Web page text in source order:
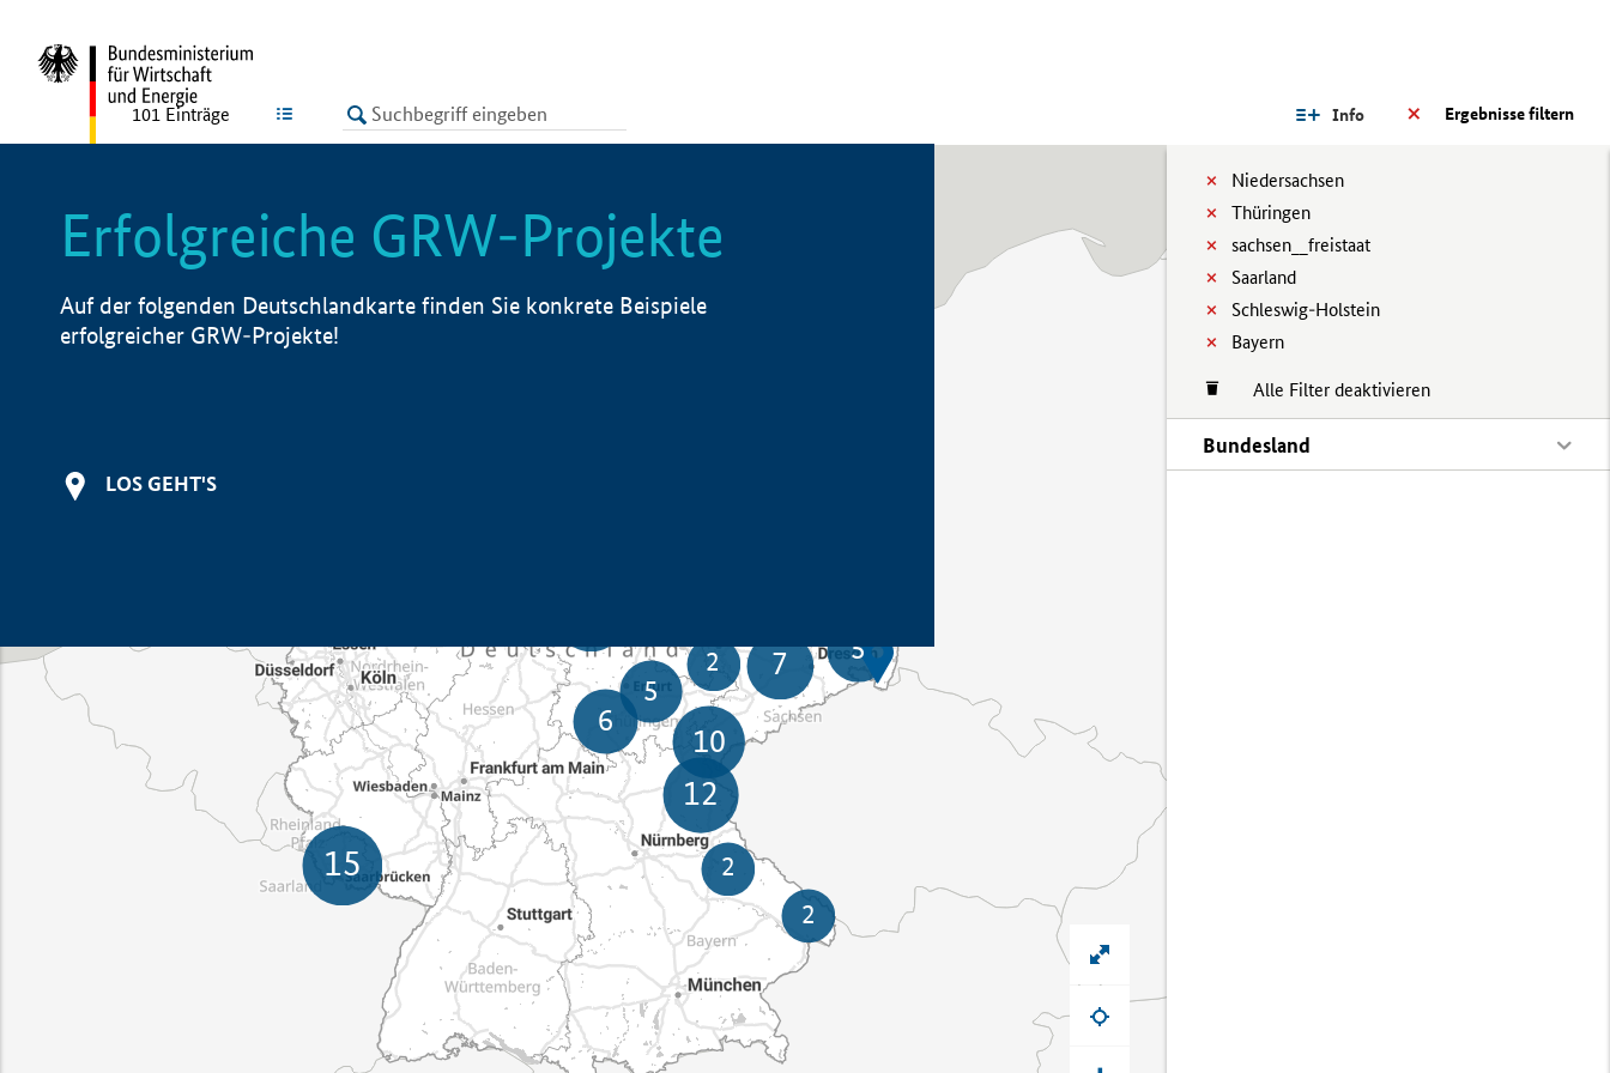
LISTE Ergebnisse filtern
Info
Niedersachsen
Thüringen
sachsen__freistaat
Saarland
Schleswig-Holstein
Bayern
Alle Filter deaktivieren
Bundesland
101 Einträge
Erfolgreiche GRW-Projekte
Auf der folgenden Deutschlandkarte finden Sie konkrete Beispiele
erfolgreicher GRW-Projekte!
LOS GEHT'S